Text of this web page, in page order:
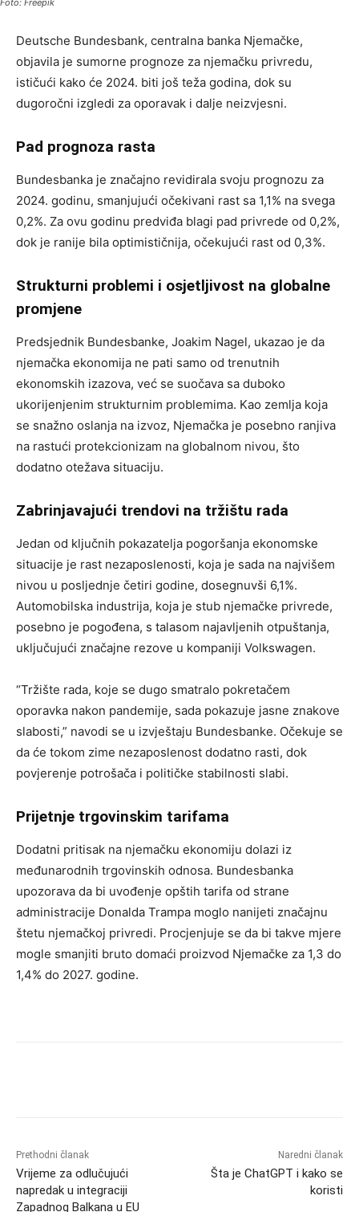
Deutsche Bundesbank, centralna banka Njemačke,
objavila je sumorne prognoze za njemačku privredu,
ističući kako će 2024. biti još teža godina, dok su
dugoročni izgledi za oporavak i dalje neizvjesni.
Pad prognoza rasta
Bundesbanka je značajno revidirala svoju prognozu za
2024. godinu, smanjujući očekivani rast sa 1,1% na svega
0,2%. Za ovu godinu predviđa blagi pad privrede od 0,2%,
dok je ranije bila optimističnija, očekujući rast od 0,3%.
Strukturni problemi i osjetljivost na globalne
promjene
Predsjednik Bundesbanke, Joakim Nagel, ukazao je da
njemačka ekonomija ne pati samo od trenutnih
ekonomskih izazova, već se suočava sa duboko
ukorijenjenim strukturnim problemima. Kao zemlja koja
se snažno oslanja na izvoz, Njemačka je posebno ranjiva
na rastući protekcionizam na globalnom nivou, što
dodatno otežava situaciju.
Zabrinjavajući trendovi na tržištu rada
Jedan od ključnih pokazatelja pogoršanja ekonomske
situacije je rast nezaposlenosti, koja je sada na najvišem
nivou u posljednje četiri godine, dosegnuvši 6,1%.
Automobilska industrija, koja je stub njemačke privrede,
posebno je pogođena, s talasom najavljenih otpuštanja,
uključujući značajne rezove u kompaniji Volkswagen.
“Tržište rada, koje se dugo smatralo pokretačem
oporavka nakon pandemije, sada pokazuje jasne znakove
slabosti,” navodi se u izvještaju Bundesbanke. Očekuje se
da će tokom zime nezaposlenost dodatno rasti, dok
povjerenje potrošača i političke stabilnosti slabi.
Prijetnje trgovinskim tarifama
Dodatni pritisak na njemačku ekonomiju dolazi iz
međunarodnih trgovinskih odnosa. Bundesbanka
upozorava da bi uvođenje opštih tarifa od strane
administracije Donalda Trampa moglo nanijeti značajnu
štetu njemačkoj privredi. Procjenjuje se da bi takve mjere
mogle smanjiti bruto domaći proizvod Njemačke za 1,3 do
1,4% do 2027. godine.
Prethodni članak
Vrijeme za odlučujući
napredak u integraciji
Zapadnog Balkana u EU
Naredni članak
Šta je ChatGPT i kako se
koristi